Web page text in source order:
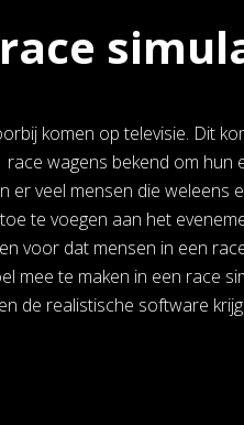
komen op televisie. Dit
wagens bekend om
er veel mensen die
te voegen aan het
voor dat mensen in een
mee te maken in een race
de realistische software